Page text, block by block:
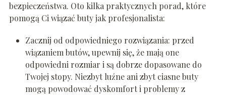
bezpieczeństwa. Oto kilka praktycznych porad, które
pomogą Ci wiązać buty jak profesjonalista:
Zacznij od odpowiedniego rozwiązania: przed
wiązaniem butów, upewnij się, że mają one
odpowiedni rozmiar i są dobrze dopasowane do
Twojej stopy. Niezbyt luźne ani zbyt ciasne buty
mogą powodować dyskomfort i problemy z